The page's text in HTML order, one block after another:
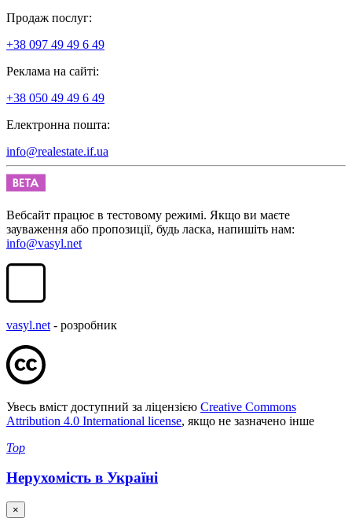
Продаж послуг:
+38 097 49 49 6 49
Реклама на сайті:
+38 050 49 49 6 49
Електронна пошта:
info@realestate.if.ua
Вебсайт працює в тестовому режимі. Якщо ви маєте
зауваження або пропозиції, будь ласка, напишіть нам:
info@vasyl.net
vasyl.net - розробник
Увесь вміст доступний за ліцензією Creative Commons
Attribution 4.0 International license, якщо не зазначено інше
Top
Нерухомість в Україні
×